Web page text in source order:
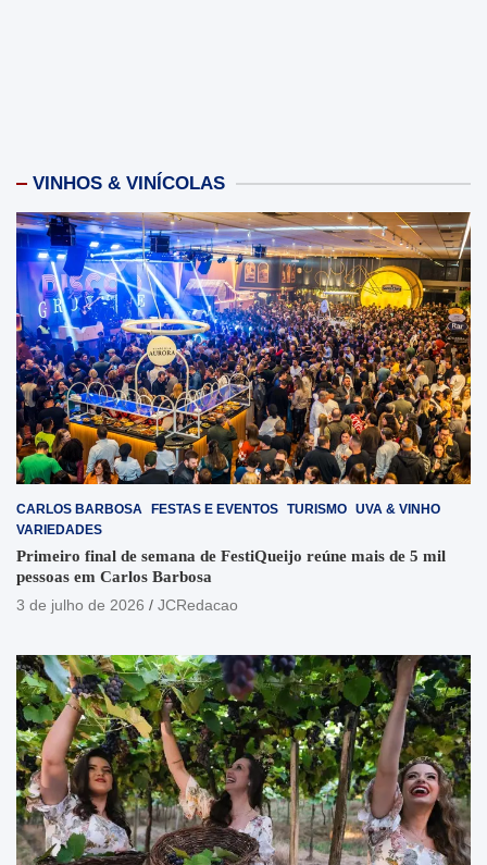
VINHOS & VINÍCOLAS
CARLOS BARBOSA FESTAS E EVENTOS TURISMO UVA & VINHO
VARIEDADES
Primeiro final de semana de FestiQueijo reúne mais de 5 mil
pessoas em Carlos Barbosa
3 de julho de 2026
JCRedacao